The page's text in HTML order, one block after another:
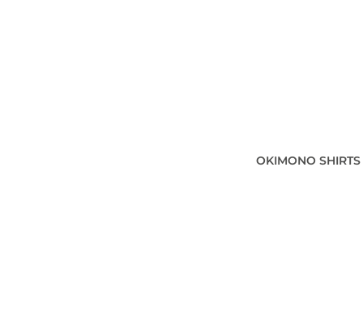
OKIMONO SHIRTS